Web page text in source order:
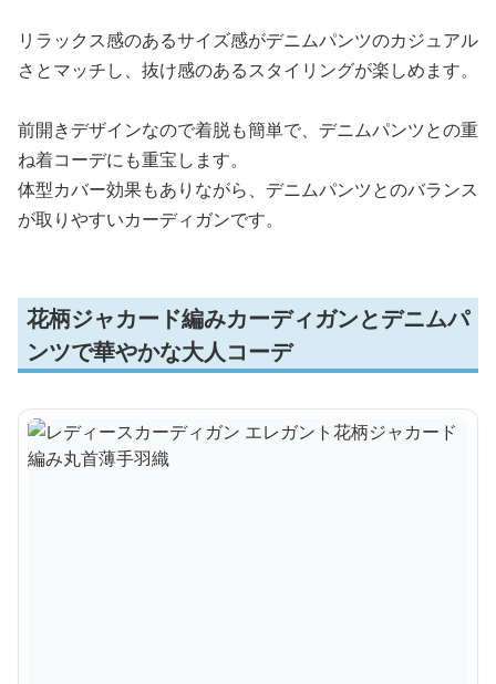
リラックス感のあるサイズ感がデニムパンツのカジュアル
さとマッチし、抜け感のあるスタイリングが楽しめます。
前開きデザインなので着脱も簡単で、デニムパンツとの重
ね着コーデにも重宝します。
体型カバー効果もありながら、デニムパンツとのバランス
が取りやすいカーディガンです。
花柄ジャカード編みカーディガンとデニムパ
ンツで華やかな大人コーデ